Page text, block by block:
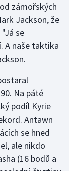
zámořských
Jackson, že
se
A naše taktika
Na páté
podíl Kyrie
Antawn
se hned
ale nikdo
(16 bodů a